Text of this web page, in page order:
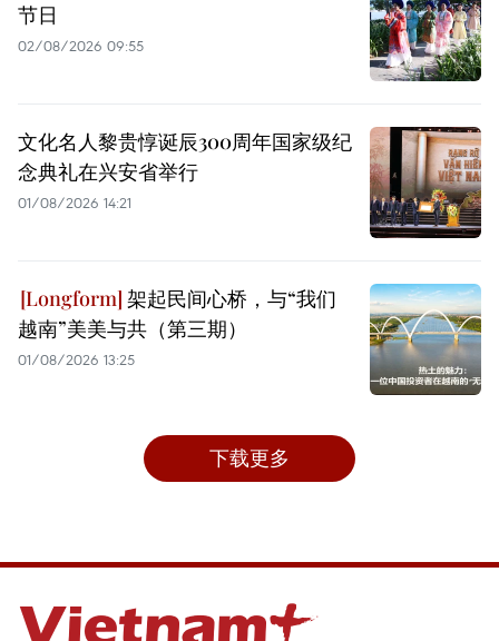
节日
02/08/2026 09:55
文化名人黎贵惇诞辰300周年国家级纪
念典礼在兴安省举行
01/08/2026 14:21
架起民间心桥，与“我们
越南”美美与共（第三期）
01/08/2026 13:25
下载更多